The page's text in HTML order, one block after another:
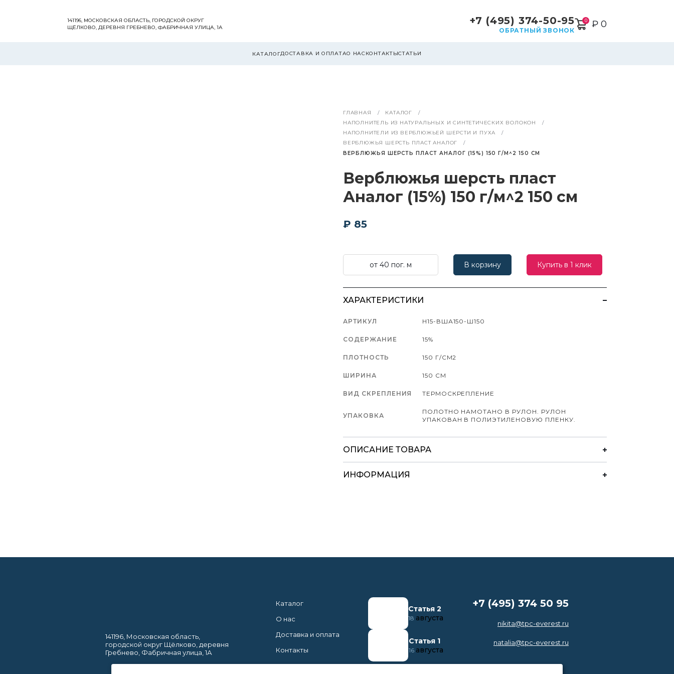
141196, МОСКОВСКАЯ ОБЛАСТЬ, ГОРОДСКОЙ ОКРУГ
ЩЁЛКОВО, ДЕРЕВНЯ ГРЕБНЕВО, ФАБРИЧНАЯ УЛИЦА, 1А
+7 (495) 374-50-95
ОБРАТНЫЙ ЗВОНОК
0 ₽ 0
КАТАЛОГДОСТАВКА И ОПЛАТАО НАС КОНТАКТЫСТАТЬИ
ГЛАВНАЯ
КАТАЛОГ
НАПОЛНИТЕЛЬ ИЗ НАТУРАЛЬНЫХ И СИНТЕТИЧЕСКИХ ВОЛОКОН
НАПОЛНИТЕЛИ ИЗ ВЕРБЛЮЖЬЕЙ ШЕРСТИ И ПУХА
ВЕРБЛЮЖЬЯ ШЕРСТЬ ПЛАСТ АНАЛОГ
ВЕРБЛЮЖЬЯ ШЕРСТЬ ПЛАСТ АНАЛОГ (15%) 150 Г/М^2 150 СМ
Верблюжья шерсть пласт
Аналог (15%) 150 г/м^2 150 см
₽ 85
от 40 пог. м В корзину Купить в 1 клик
ХАРАКТЕРИСТИКИ
АРТИКУЛ Н15-ВША150-Ш150
СОДЕРЖАНИЕ 15%
ПЛОТНОСТЬ 150 Г/СМ2
ШИРИНА 150 СМ
ВИД СКРЕПЛЕНИЯ ТЕРМОСКРЕПЛЕНИЕ
УПАКОВКА
ПОЛОТНО НАМОТАНО В РУЛОН. РУЛОН
УПАКОВАН В ПОЛИЭТИЛЕНОВУЮ ПЛЕНКУ.
ОПИСАНИЕ ТОВАРА
ИНФОРМАЦИЯ
141196, Московская область,
городской округ Щёлково, деревня
Гребнево, Фабричная улица, 1А
Каталог
О нас
Доставка и оплата
Контакты
Статья 2
18 августа
Статья 1
16 августа
+7 (495) 374 50 95
nikita@tpc-everest.ru
natalia@tpc-everest.ru